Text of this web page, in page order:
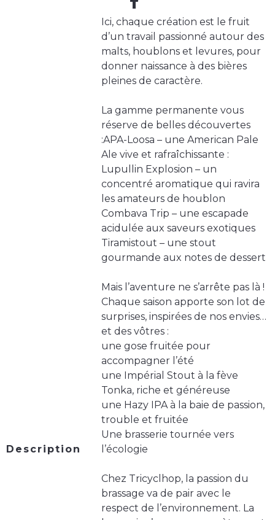
Description
Ici, chaque création est le fruit
d’un travail passionné autour des
malts, houblons et levures, pour
donner naissance à des bières
pleines de caractère.
La gamme permanente vous
réserve de belles découvertes
:APA-Loosa – une American Pale
Ale vive et rafraîchissante :
Lupullin Explosion – un
concentré aromatique qui ravira
les amateurs de houblon
Combava Trip – une escapade
acidulée aux saveurs exotiques
Tiramistout – une stout
gourmande aux notes de dessert
Mais l’aventure ne s’arrête pas là !
Chaque saison apporte son lot de
surprises, inspirées de nos envies…
et des vôtres :
une gose fruitée pour
accompagner l’été
une Impérial Stout à la fève
Tonka, riche et généreuse
une Hazy IPA à la baie de passion,
trouble et fruitée
Une brasserie tournée vers
l’écologie
Chez Tricyclhop, la passion du
brassage va de pair avec le
respect de l’environnement. La